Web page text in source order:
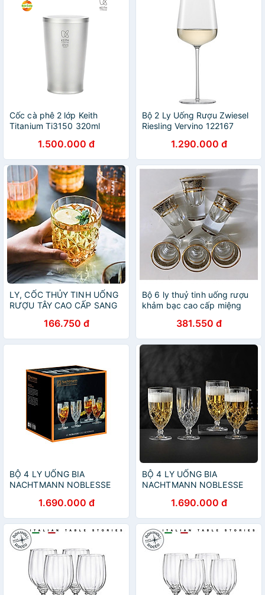
Cốc cà phê 2 lớp Keith
Titanium Ti3150 320ml
1.500.000 đ
Bộ 2 Ly Uống Rượu Zwiesel
Riesling Vervino 122167
1.290.000 đ
LY, CỐC THỦY TINH UỐNG
RƯỢU TÂY CAO CẤP SANG
166.750 đ
Bộ 6 ly thuỷ tinh uống rượu
khảm bạc cao cấp miệng
381.550 đ
BỘ 4 LY UỐNG BIA
NACHTMANN NOBLESSE
Hàng chính hãng
1.690.000 đ
BỘ 4 LY UỐNG BIA
NACHTMANN NOBLESSE
hàng chính hãng
1.690.000 đ